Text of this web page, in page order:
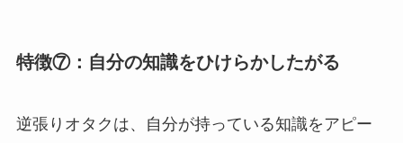
特徴⑦：自分の知識をひけらかしたがる
逆張りオタクは、自分が持っている知識をアピー